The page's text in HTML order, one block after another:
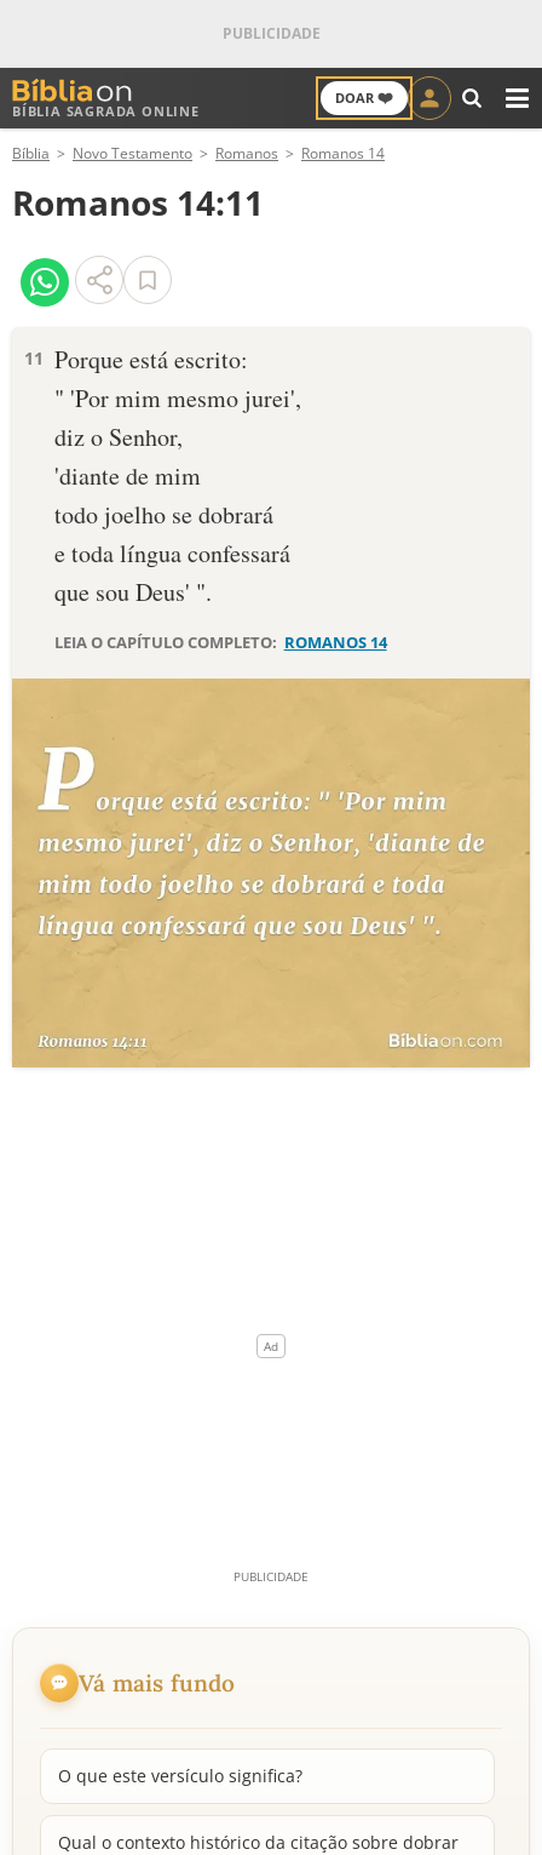
BÍBLIA SAGRADA ONLINE
DOAR ❤️
ANTIGO TESTAMENTO
NOVO TESTAMENTO
VERSÍCULOS
PALAVRA DO DIA
SALMO DO DIA
DEVOCIONAL DIÁRIO
10 MANDAMENTOS
ESTUDOS BÍBLICOS
ESBOÇOS DE PREGAÇÃO
TEMAS
PERGUNTE À BÍBLIA IA
TERMO BÍBLICO JOGOS
QUEM SOMOS
Bíblia Novo Testamento Romanos Romanos 14
Romanos 14:11
11 Porque está escrito:
" 'Por mim mesmo jurei',
diz o Senhor,
'diante de mim
todo joelho se dobrará
e toda língua confessará
que sou Deus' ".
LEIA O CAPÍTULO COMPLETO: ROMANOS 14
Vá mais fundo
O que este versículo significa?
Qual o contexto histórico da citação sobre dobrar